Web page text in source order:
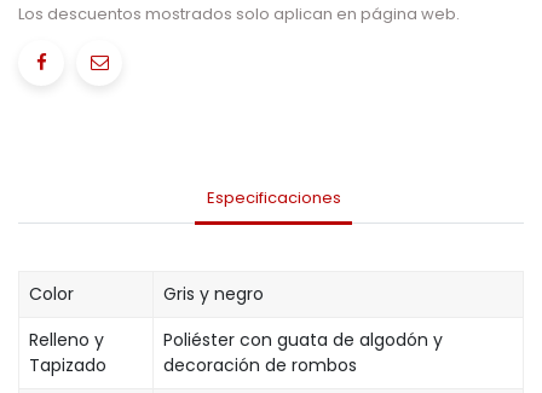
Los descuentos mostrados solo aplican en página web.
Especificaciones
Color
Gris y negro
Relleno y
Tapizado
Poliéster con guata de algodón y
decoración de rombos